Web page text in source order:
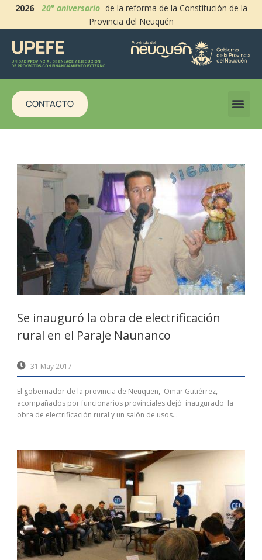
2026-20° aniversario de la reforma de la Constitución de la
Provincia del Neuquén
CONTACTO
Se inauguró la obra de electrificación
rural en el Paraje Naunanco
31 May 2017
El gobernador de la provincia de Neuquen, Omar Gutiérrez,
acompañados por funcionarios provinciales dejó inaugurado la
obra de electrificación rural y un salón de usos...